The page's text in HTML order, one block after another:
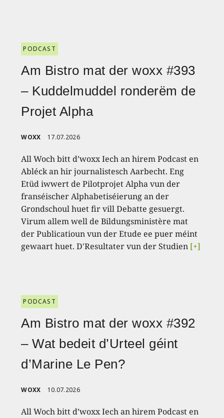
PODCAST
Am Bistro mat der woxx #393
– Kuddelmuddel ronderëm de
Projet Alpha
WOXX 17.07.2026
All Woch bitt d’woxx Iech an hirem Podcast en
Abléck an hir journalistesch Aarbecht. Eng
Etüd iwwert de Pilotprojet Alpha vun der
franséischer Alphabetiséierung an der
Grondschoul huet fir vill Debatte gesuergt.
Virum allem well de Bildungsministère mat
der Publicatioun vun der Etude ee puer méint
gewaart huet. D'Resultater vun der Studien [+]
PODCAST
Am Bistro mat der woxx #392
– Wat bedeit d’Urteel géint
d’Marine Le Pen?
WOXX 10.07.2026
All Woch bitt d’woxx Iech an hirem Podcast en